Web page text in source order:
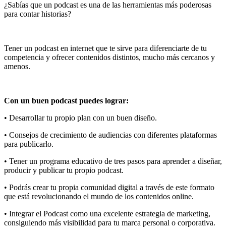
¿Sabías que un podcast es una de las herramientas más poderosas
para contar historias?
Tener un podcast en internet que te sirve para diferenciarte de tu
competencia y ofrecer contenidos distintos, mucho más cercanos y
amenos.
Con un buen podcast puedes lograr:
• Desarrollar tu propio plan con un buen diseño.
• Consejos de crecimiento de audiencias con diferentes plataformas
para publicarlo.
• Tener un programa educativo de tres pasos para aprender a diseñar,
producir y publicar tu propio podcast.
• Podrás crear tu propia comunidad digital a través de este formato
que está revolucionando el mundo de los contenidos online.
• Integrar el Podcast como una excelente estrategia de marketing,
consiguiendo más visibilidad para tu marca personal o corporativa.